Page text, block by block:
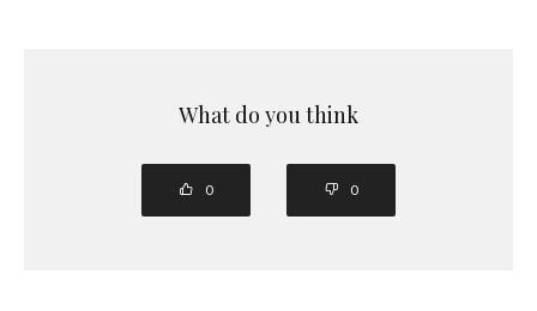
What do you think
0 0